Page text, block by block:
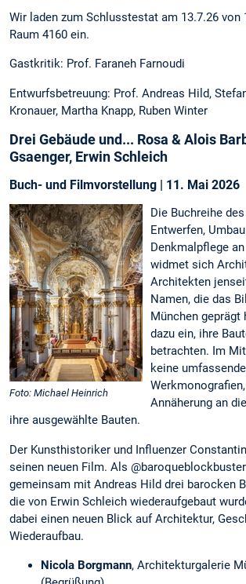
Wir laden zum Schlusstestat am 13.7.26 von
Raum 4160 ein.
Gastkritik: Prof. Faraneh Farnoudi
Entwurfsbetreuung: Prof. Andreas Hild,
Kronauer, Martha Knapp, Ruben Winter
Drei Gebäude und... Rosa & Alois
Gsaenger, Erwin Schleich
Buch- und Filmvorstellung | 11. Mai 2026
Foto: Michael Heinrich
Die Buchreihe
Entwerfen,
Denkmalpflege
widmet sich
Architekten
Namen, die das
München geprägt
dazu ein, ihre
betrachten. Im
keine
Annäherung an
ihre ausgewählte Bauten.
Der Kunsthistoriker und Influenzer
seinen neuen Film. Als
gemeinsam mit Andreas Hild drei barocken
die von Erwin Schleich wiederaufgebaut
dabei einen neuen Blick auf Architektur,
Wiederaufbau.
Nicola Borgmann, Architekturgalerie